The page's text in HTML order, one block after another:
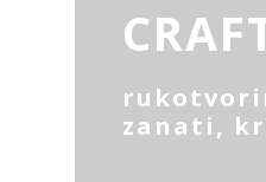
zanati,